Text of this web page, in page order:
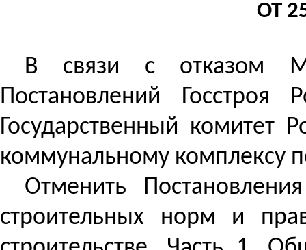
ОТ
В связи с отказом
Постановлений
Государственный комитет
коммунальному комплексу
Отменить
строительных норм и